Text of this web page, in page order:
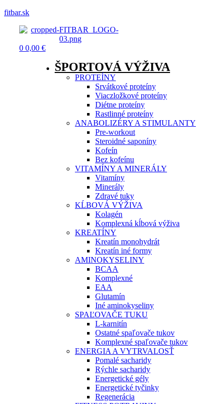
fitbar.sk
Menu
0 0,00 €
ŠPORTOVÁ VÝŽIVA
PROTEÍNY
Srvátkové proteíny
Viaczložkové proteíny
Diétne proteíny
Rastlinné proteíny
ANABOLIZÉRY A STIMULANTY
Pre-workout
Steroidné saponíny
Kofeín
Bez kofeínu
VITAMÍNY A MINERÁLY
Vitamíny
Minerály
Zdravé tuky
KĹBOVÁ VÝŽIVA
Kolagén
Komplexná kĺbová výživa
KREATÍNY
Kreatín monohydrát
Kreatín iné formy
AMINOKYSELINY
BCAA
Komplexné
EAA
Glutamín
Iné aminokyseliny
SPAĽOVAČE TUKU
L-karnitín
Ostatné spaľovače tukov
Komplexné spaľovače tukov
ENERGIA A VYTRVALOSŤ
Pomalé sacharidy
Rýchle sacharidy
Energetické gély
Energetické tyčinky
Regenerácia